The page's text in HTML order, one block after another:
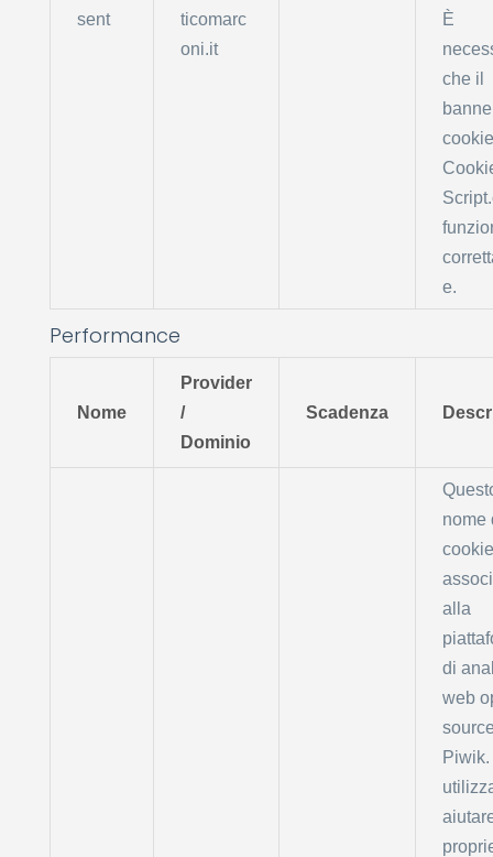
sent
ticomarc
oni.it
È
che il
e.
Performance
Nome
Provider
/
Dominio
Scadenza
nome
alla
di
web